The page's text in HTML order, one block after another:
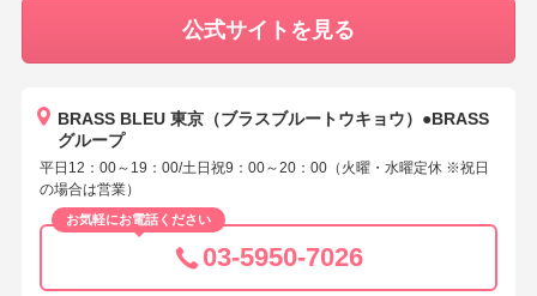
公式サイトを見る
BRASS BLEU 東京（ブラスブルートウキョウ）●BRASS
グループ
平日12：00～19：00/土日祝9：00～20：00（火曜・水曜定休 ※祝日
の場合は営業）
お気軽にお電話ください
03-5950-7026